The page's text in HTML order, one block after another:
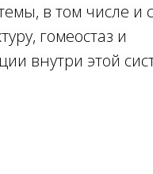
в том числе и
гомеостаз и
внутри этой